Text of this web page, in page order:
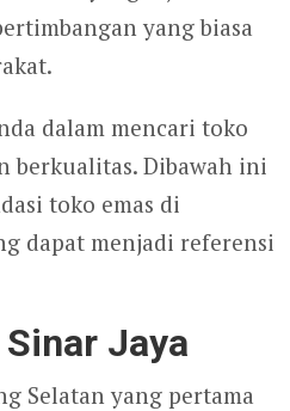
yang biasa
dalam mencari toko
berkualitas. Dibawah ini
toko emas di
dapat menjadi referensi
Jaya
Selatan yang pertama